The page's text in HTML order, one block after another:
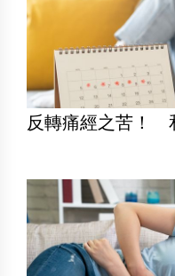
反轉痛經之苦！